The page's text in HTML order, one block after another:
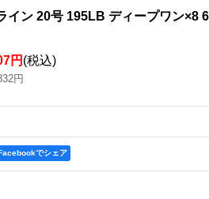
イン 20号 195LB ディープワン×8
円 (税込)
円
でシェア